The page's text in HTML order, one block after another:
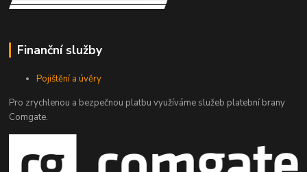
Finanční služby
Pojištění a úvěry
Pro zrychlenou a bezpečnou platbu využíváme služeb platební brany
Comgate.